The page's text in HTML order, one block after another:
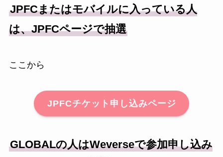
JPFCまたはモバイルに入っている人
は、JPFCページで抽選
ここから
JPFCチケット申し込みページ
GLOBALの人はWeverseで参加申し込み